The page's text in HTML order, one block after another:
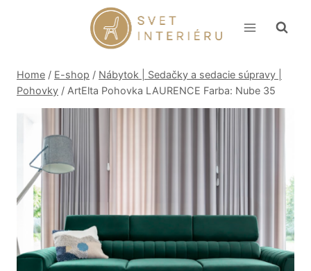
Home / E-shop / Nábytok | Sedačky a sedacie súpravy |
Pohovky / ArtElta Pohovka LAURENCE Farba: Nube 35